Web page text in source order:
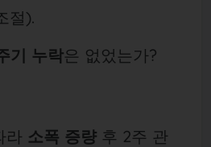
절).
기 누락은 없었는가?
라 소폭 증량후 2주 관